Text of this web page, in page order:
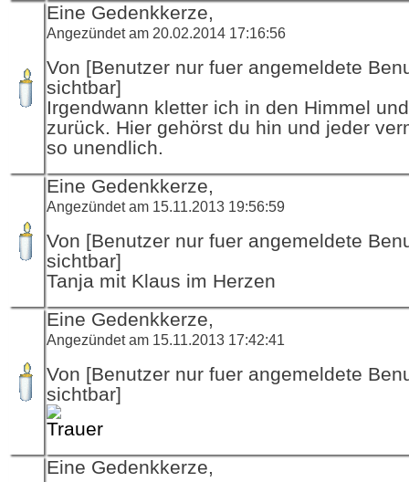
Eine Gedenkkerze,
Angezündet am 20.02.2014 17:16:56
Von [Benutzer nur fuer angemeldete
sichtbar]
Irgendwann kletter ich in den Himmel
zurück. Hier gehörst du hin und jeder
so unendlich.
Eine Gedenkkerze,
Angezündet am 15.11.2013 19:56:59
Von [Benutzer nur fuer angemeldete
sichtbar]
Tanja mit Klaus im Herzen
Eine Gedenkkerze,
Angezündet am 15.11.2013 17:42:41
Von [Benutzer nur fuer angemeldete
sichtbar]
Eine Gedenkkerze,